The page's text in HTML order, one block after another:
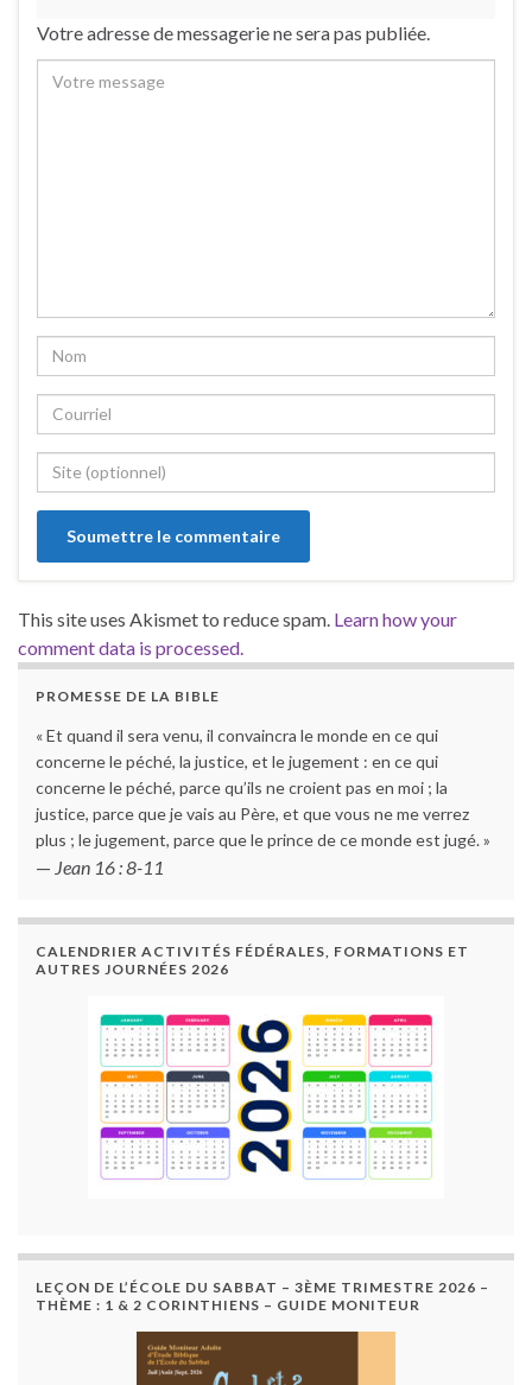
Votre adresse de messagerie ne sera pas publiée.
This site uses Akismet to reduce spam. Learn how your
comment data is processed.
PROMESSE DE LA BIBLE
« Et quand il sera venu, il convaincra le monde en ce qui
concerne le péché, la justice, et le jugement : en ce qui
concerne le péché, parce qu’ils ne croient pas en moi ; la
justice, parce que je vais au Père, et que vous ne me verrez
plus ; le jugement, parce que le prince de ce monde est jugé. »
— Jean 16 : 8-11
CALENDRIER ACTIVITÉS FÉDÉRALES, FORMATIONS ET
AUTRES JOURNÉES 2026
LEÇON DE L’ÉCOLE DU SABBAT – 3ÈME TRIMESTRE 2026 –
THÈME : 1 & 2 CORINTHIENS – GUIDE MONITEUR